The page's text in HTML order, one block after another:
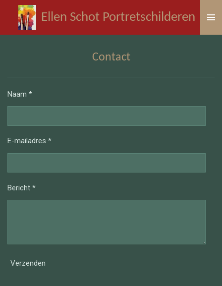
direct
naar
Ellen Schot Portretschilderen
Contact
Naam *
E-mailadres *
Bericht *
Verzenden